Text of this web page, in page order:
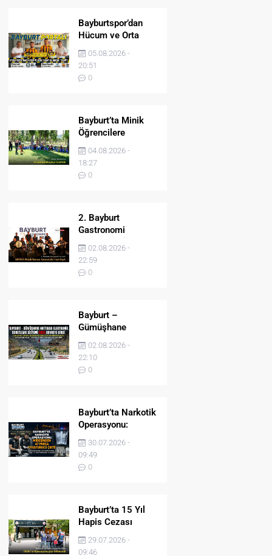
Bayburtspor’dan
Hücum ve Orta
Sahaya İki Önemli
Takviye
05.08.2026 -
20:51
0
Bayburt’ta Minik
Öğrencilere
Jandarma Mesleği
Tanıtıldı
04.08.2026 -
18:27
0
2. Bayburt
Gastronomi
Festivali BAYDER
Müzik Korosu
Konseriyle Final
Yaptı
02.08.2026 -
22:59
0
Bayburt –
Gümüşhane
Hattında Elektronik
Denetleme Sistemi
(EDS) Devreye Girdi
02.08.2026 -
22:10
0
Bayburt’ta Narkotik
Operasyonu:
Midesinden 47
Parça Uyuşturucu
Çıktı!
30.07.2026 -
09:49
0
Bayburt’ta 15 Yıl
Hapis Cezası
Bulunan Şahıs
JASAT’ın
29.07.2026 -
09:46